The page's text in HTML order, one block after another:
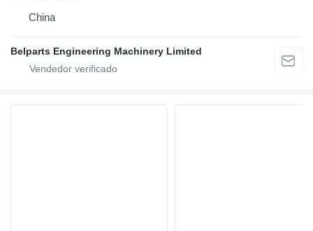
China
Belparts Engineering Machinery Limited